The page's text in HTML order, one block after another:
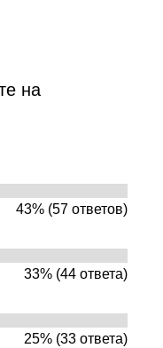
на
43% (57 ответов)
33% (44 ответа)
25% (33 ответа)